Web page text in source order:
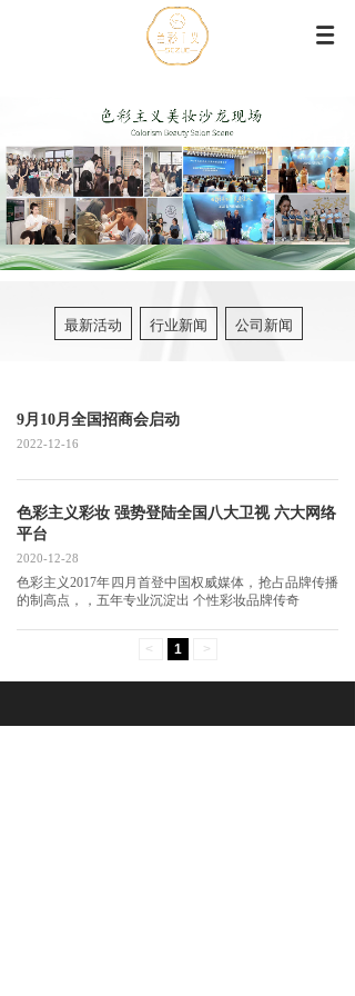
最新活动 行业新闻 公司新闻
9月10月全国招商会启动
2022-12-16
色彩主义彩妆 强势登陆全国八大卫视 六大网络
平台
2020-12-28
色彩主义2017年四月首登中国权威媒体，抢占品牌传播
的制高点，，五年专业沉淀出 个性彩妆品牌传奇
< 1 >